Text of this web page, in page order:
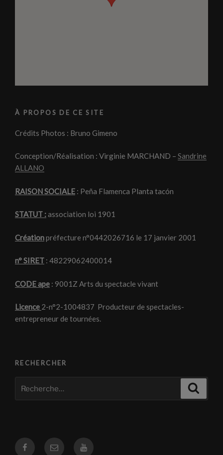
À PROPOS DE CE SITE
Crédits Photos : Bruno Gimeno
Conception/Réalisation : Virginie MARCHAND – Sandrine
ALLANO
RAISON SOCIALE : Peña Flamenca Planta tacón
STATUT :association loi 1901
Créationpréfecture n°0442026716 le 17 janvier 2001
n° SIRET : 48229062400014
CODE ape : 9001Z Arts du spectacle vivant
Licence 2-n°2-1004837 Producteur de spectacles-
entrepreneur de tournées.
RECHERCHER
pour
FacebookCourriel Youtube